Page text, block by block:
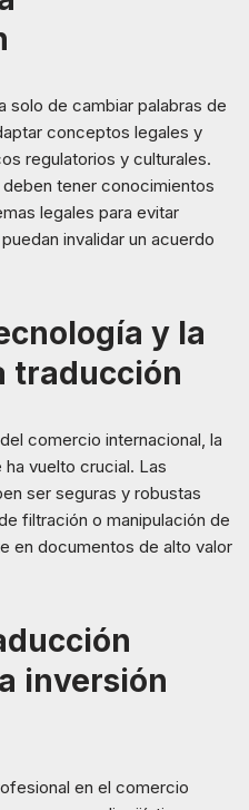
solo de cambiar palabras de
conceptos legales y
regulatorios y culturales.
tener conocimientos
legales para evitar
invalidar un acuerdo
y la
traducción
comercio internacional, la
vuelto crucial. Las
ser seguras y robustas
filtración o manipulación de
en documentos de alto valor
inversión
en el comercio